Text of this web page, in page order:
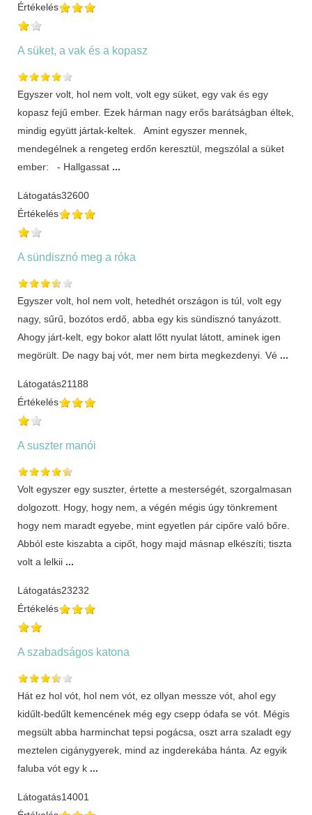
Értékelés
A süket, a vak és a kopasz
Egyszer volt, hol nem volt, volt egy süket, egy vak és egy
kopasz fejű ember. Ezek hárman nagy erős barátságban éltek,
mindig együtt jártak-keltek. Amint egyszer mennek,
mendegélnek a rengeteg erdőn keresztül, megszólal a süket
ember: - Hallgassat ...
Látogatás32600
Értékelés
A sündisznó meg a róka
Egyszer volt, hol nem volt, hetedhét országon is túl, volt egy
nagy, sűrű, bozótos erdő, abba egy kis sündisznó tanyázott.
Ahogy járt-kelt, egy bokor alatt lőtt nyulat látott, aminek igen
megörült. De nagy baj vót, mer nem birta megkezdenyi. Vé ...
Látogatás21188
Értékelés
A suszter manói
Volt egyszer egy suszter, értette a mesterségét, szorgalmasan
dolgozott. Hogy, hogy nem, a végén mégis úgy tönkrement
hogy nem maradt egyebe, mint egyetlen pár cipőre való bőre.
Abból este kiszabta a cipőt, hogy majd másnap elkészíti; tiszta
volt a lelkii ...
Látogatás23232
Értékelés
A szabadságos katona
Hát ez hol vót, hol nem vót, ez ollyan messze vót, ahol egy
kidűlt-bedűlt kemencének még egy csepp ódafa se vót. Mégis
megsült abba harminchat tepsi pogácsa, oszt arra szaladt egy
meztelen cigánygyerek, mind az ingderekába hánta. Az egyik
faluba vót egy k ...
Látogatás14001